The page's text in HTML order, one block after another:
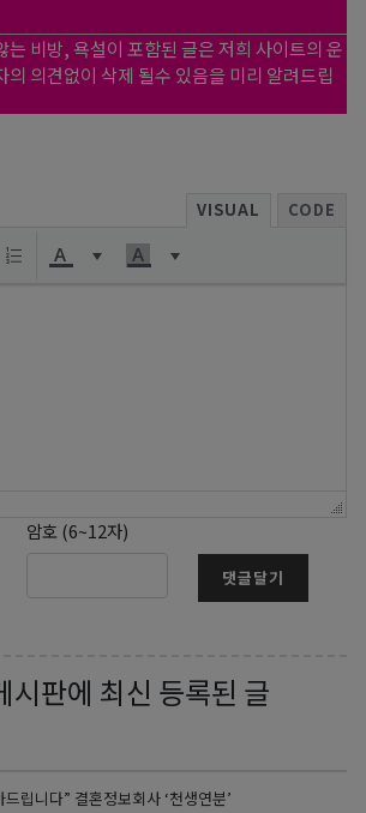
는 비방, 욕설이 포함된 글은 저희 사이트의 운
의 의견없이 삭제 될수 있음을 미리 알려드립
VISUAL CODE
암호 (6~12자)
댓글달기
시판에 최신 등록된 글
립니다” 결혼정보회사 ‘천생연분’